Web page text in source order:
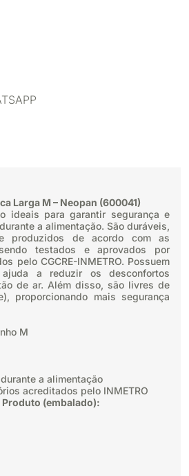
Larga M – Neopan (600041)
ideais para garantir segurança e
a alimentação. São duráveis,
produzidos de acordo com as
testados e aprovados por
pelo CGCRE-INMETRO. Possuem
a reduzir os desconfortos
de ar. Além disso, são livres de
proporcionando mais segurança
M
a alimentação
acreditados pelo INMETRO
Produto (embalado):